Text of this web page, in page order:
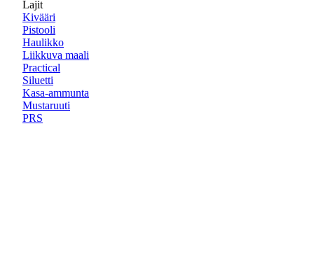
Lajit
Kivääri
Pistooli
Haulikko
Liikkuva maali
Practical
Siluetti
Kasa-ammunta
Mustaruuti
PRS